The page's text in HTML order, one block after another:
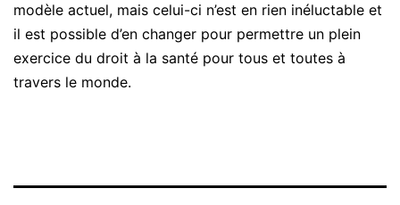
modèle actuel, mais celui-ci n’est en rien inéluctable et
il est possible d’en changer pour permettre un plein
exercice du droit à la santé pour tous et toutes à
travers le monde.